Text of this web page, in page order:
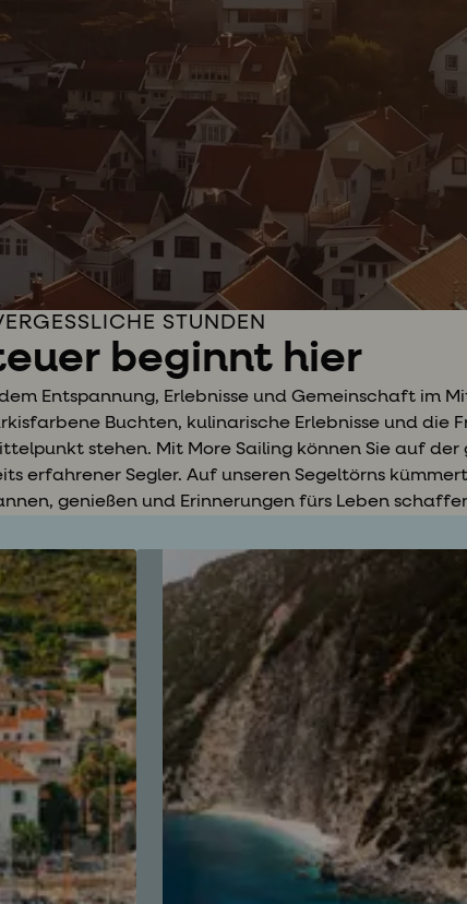
STUNDEN
beginnt hier
Entspannung, Erlebnisse und Gemeinschaft im
Buchten, kulinarische Erlebnisse und die
stehen. Mit More Sailing können Sie auf der
erfahrener Segler. Auf unseren Segeltörns
genießen und Erinnerungen fürs Leben